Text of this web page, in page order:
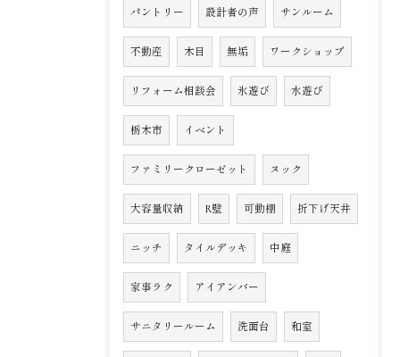
パントリー 設計者の声 サンルーム
不動産 木目 無垢 ワークショップ
リフォーム相談会 氷遊び 水遊び
栃木市 イベント
ファミリークローゼット ヌック
大容量収納 R壁 可動棚 折下げ天井
ニッチ タイルデッキ 中庭
家事ラク アイアンバー
サニタリールーム 洗面台 和室